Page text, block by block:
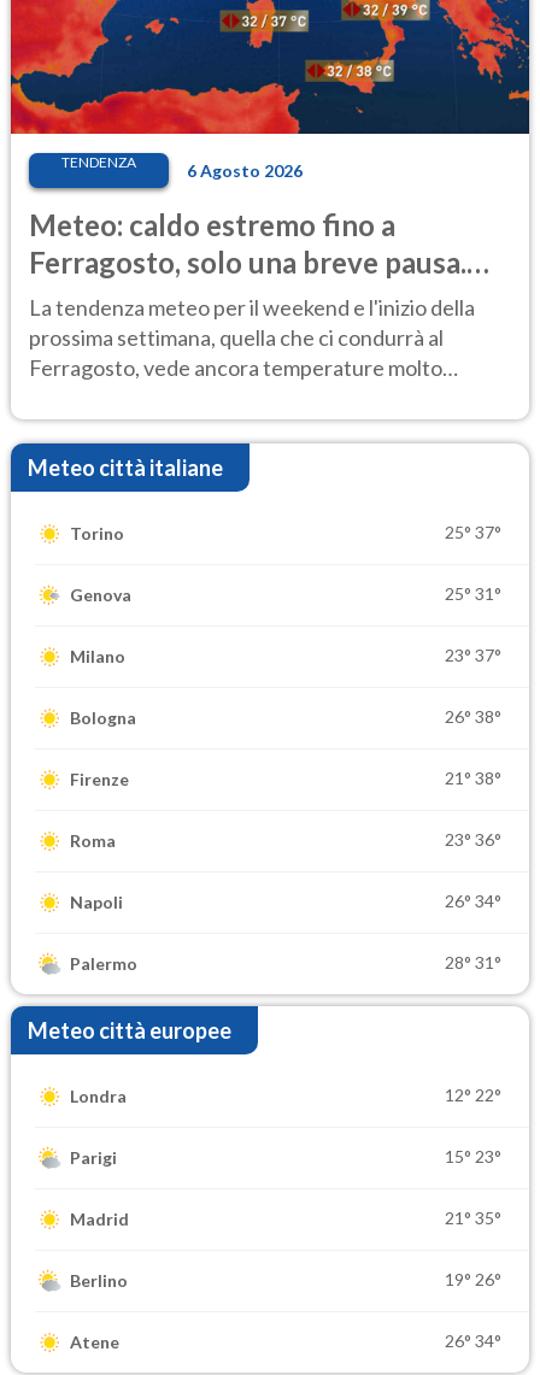
TENDENZA 6 Agosto 2026
Meteo: caldo estremo fino a
Ferragosto, solo una breve pausa.
Ecco dove
La tendenza meteo per il weekend e l'inizio della
prossima settimana, quella che ci condurrà al
Ferragosto, vede ancora temperature molto
Meteo città italiane
Torino 25° 37°
Genova 25° 31°
Milano 23° 37°
Bologna 26° 38°
Firenze 21° 38°
Roma 23° 36°
Napoli 26° 34°
Palermo 28° 31°
Meteo città europee
Londra 12° 22°
Parigi 15° 23°
Madrid 21° 35°
Berlino 19° 26°
Atene 26° 34°